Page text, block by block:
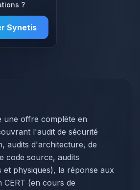
?
Synetis
une offre complète en
l'audit de sécurité
audits d'architecture, de
code source, audits
et physiques), la réponse aux
CERT (en cours de